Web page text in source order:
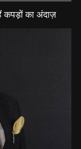
कपड़ों का अंदाज़